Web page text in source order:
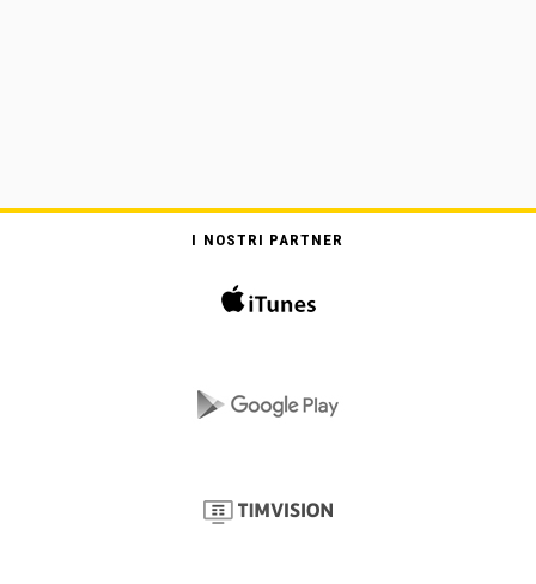
I NOSTRI PARTNER